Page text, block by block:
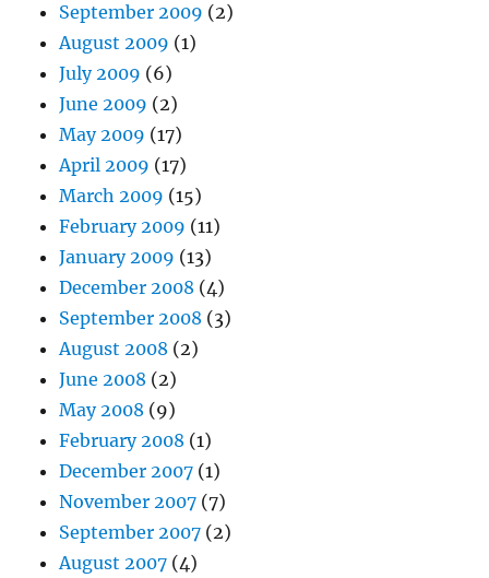
September 2009 (2)
August 2009 (1)
July 2009 (6)
June 2009 (2)
May 2009 (17)
April 2009 (17)
March 2009 (15)
February 2009 (11)
January 2009 (13)
December 2008 (4)
September 2008 (3)
August 2008 (2)
June 2008 (2)
May 2008 (9)
February 2008 (1)
December 2007 (1)
November 2007 (7)
September 2007 (2)
August 2007 (4)